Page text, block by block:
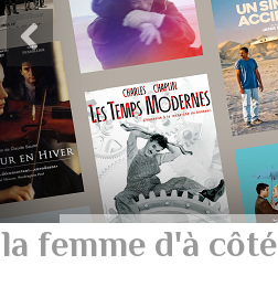
la femme d'à côté